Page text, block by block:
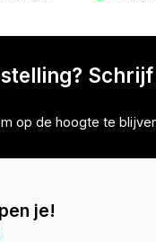
op de hoogte te
je!